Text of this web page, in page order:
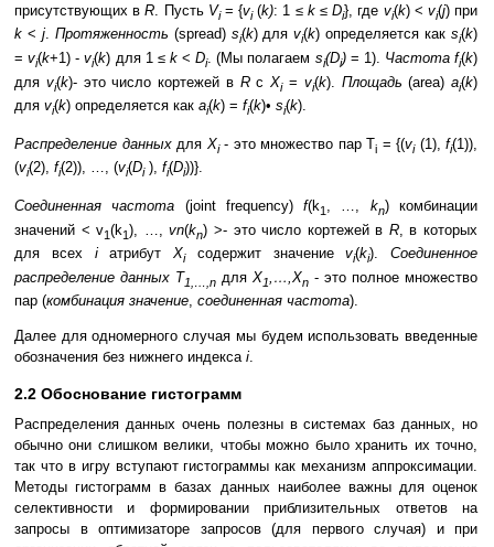
присутствующих вR . Пусть Vi= {vi (k): 1 ≤ k≤Di}, где vi(k) < vi(j) при
k < j. Протяженность (spread) si(k) дляvi(k) определяется какsi(k)
=vi(k+1) -vi(k) для 1 ≤ k<Di. (Мы полагаем si(Di)= 1). Частота fi(k)
для vi(k)- это число кортежей в RсXi= vi(k). Площадь (area)ai(k)
для vi(k) определяется как ai(k) = fi(k)• si(k).
Распределение данныхдля Xi - это множество пар Ti = {(vi (1), fi(1)),
(vi(2), fi(2)), …, (vi(Di ), fi(Di))}.
Соединенная частота (joint frequency)f(k1 kn) комбинации
значений < v1(k1), …,vn(kn) >- это число кортежей в R, в которых
для всех iатрибут Xiсодержит значениеvi(ki). Соединенное
распределение данных T1,…,n для X1 ,…,Xn - это полное множество
пар (комбинация значение, соединенная частота).
Далее для одномерного случая мы будем использовать введенные
обозначения без нижнего индекса i.
2.2 Обоснование гистограмм
Распределения данных очень полезны в системах баз данных, но
обычно они слишком велики, чтобы можно было хранить их точно,
так что в игру вступают гистограммы как механизм аппроксимации.
Методы гистограмм в базах данных наиболее важны для оценок
селективности и формировании приблизительных ответов на
запросы в оптимизаторе запросов (для первого случая) и при